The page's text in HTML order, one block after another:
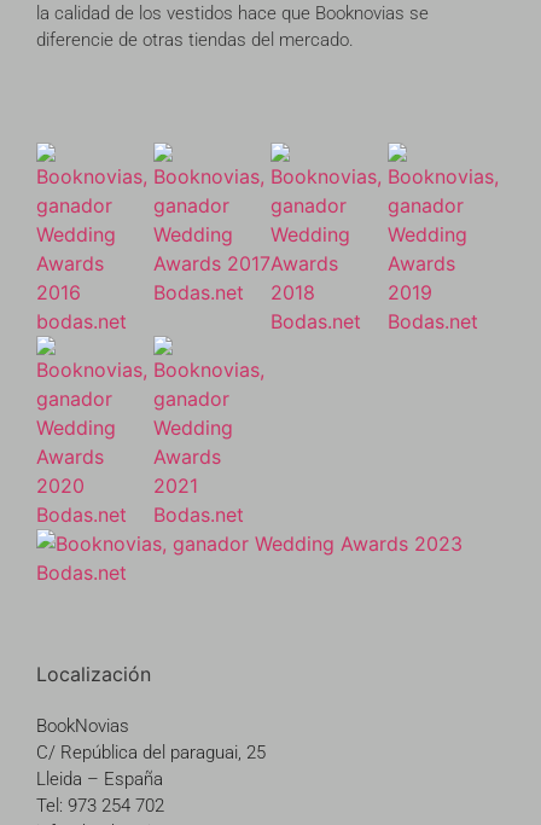
la calidad de los vestidos hace que Booknovias se
diferencie de otras tiendas del mercado.
Localización
BookNovias
C/ República del paraguai, 25
Lleida – España
Tel: 973 254 702